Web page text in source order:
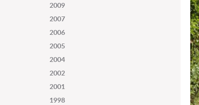
2009
2007
2006
2005
2004
2002
2001
1998